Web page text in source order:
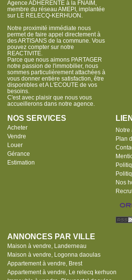
Agence ADHERENTE à la FNAIM,
membre du réseau AMEPI, implantée
sur LE RELECQ-KERHUON.
Notre proximité immédiate nous
permet de faire appel directement à
des ARTISANS de la commune. Vous
pouvez compter sur notre
REACTIVITE.
Parce que nous aimons PARTAGER
notre passion de l'immobilier, nous
sommes particulièrement attachées à
vous donner entière satisfaction, être
disponibles et A L'ECOUTE de vos
besoins.
C'est avec plaisir que nous vous
accueillerons dans notre agence.
NOS SERVICES
Acheter
Vendre
Louer
Gérance
Estimation
Notre
Plan
Nos
ANNONCES PAR VILLE
Maison à vendre, Landerneau
Maison à vendre, Logonna daoulas
Appartement à vendre, Brest
Appartement à vendre, Le relecq kerhuon